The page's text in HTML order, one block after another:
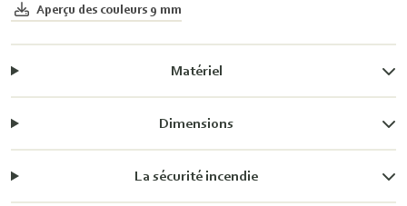
Aperçu des couleurs 9 mm
Matériel
Dimensions
La sécurité incendie